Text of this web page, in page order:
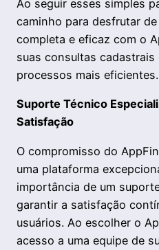
Ao seguir esses simples
caminho para desfrutar
completa e eficaz com o
suas consultas
processos mais eficientes.
Suporte Técnico
Satisfação
O compromisso do
uma plataforma
importância de um
garantir a satisfação
usuários. Ao escolher o
acesso a uma equipe de